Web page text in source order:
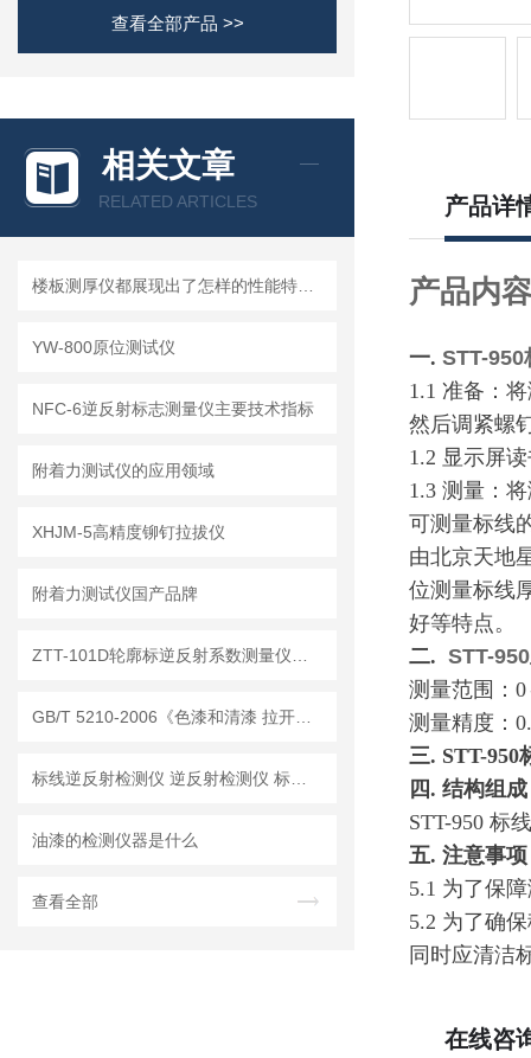
查看全部产品 >>
相关文章
RELATED ARTICLES
YW-800原位测试仪
NFC-6逆反射标志测量仪主要技术指标
附着力测试仪的应用领域
XHJM-5高精度铆钉拉拔仪
附着力测试仪国产品牌
油漆的检测仪器是什么
查看全部
产品详
产品内
一. STT-950
1.1 准备：
然后调紧螺
1.2 显示屏
1.3 测量：
可测量标线
由北京天地
位测量标线
好等特点。
二. STT-950
测量范围：0
测量精度：
三. STT-950
四. 结构组成
STT-950 标
五. 注意事项
5.1 为了保
5.2 为了确
同时应清洁
在线咨